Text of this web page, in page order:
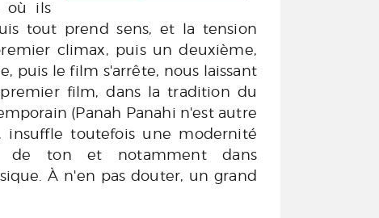
où ils
tout prend sens, et la tension
climax, puis un deuxième,
puis le film s'arrête, nous laissant
film, dans la tradition du
(Panah Panahi n'est autre
insuffle toutefois une modernité
de ton et notamment dans
À n'en pas douter, un grand